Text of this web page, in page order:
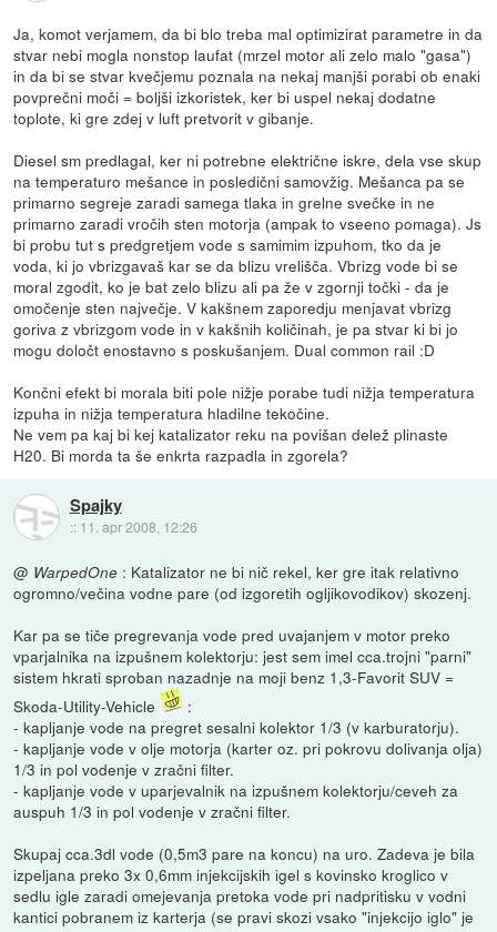
Ja, komot verjamem, da bi blo treba mal optimizirat parametre in da
stvar nebi mogla nonstop laufat (mrzel motor ali zelo malo "gasa")
in da bi se stvar kvečjemu poznala na nekaj manjši porabi ob enaki
povprečni moči = boljši izkoristek, ker bi uspel nekaj dodatne
toplote, ki gre zdej v luft pretvorit v gibanje.
Diesel sm predlagal, ker ni potrebne električne iskre, dela vse skup
na temperaturo mešance in posledični samovžig. Mešanca pa se
primarno segreje zaradi samega tlaka in grelne svečke in ne
primarno zaradi vročih sten motorja (ampak to vseeno pomaga). Js
bi probu tut s predgretjem vode s samimim izpuhom, tko da je
voda, ki jo vbrizgavaš kar se da blizu vrelišča. Vbrizg vode bi se
moral zgodit, ko je bat zelo blizu ali pa že v zgornji točki - da je
omočenje sten največje. V kakšnem zaporedju menjavat vbrizg
goriva z vbrizgom vode in v kakšnih količinah, je pa stvar ki bi jo
mogu določt enostavno s poskušanjem. Dual common rail :D
Končni efekt bi morala biti pole nižje porabe tudi nižja temperatura
izpuha in nižja temperatura hladilne tekočine.
Ne vem pa kaj bi kej katalizator reku na povišan delež plinaste
H20. Bi morda ta še enkrta razpadla in zgorela?
Spajky
:: 11. apr 2008, 12:26
@ WarpedOne : Katalizator ne bi nič rekel, ker gre itak relativno
ogromno/večina vodne pare (od izgoretih ogljikovodikov) skozenj.
Kar pa se tiče pregrevanja vode pred uvajanjem v motor preko
vparjalnika na izpušnem kolektorju: jest sem imel cca.trojni "parni"
sistem hkrati sproban nazadnje na moji benz 1,3-Favorit SUV =
Skoda-Utility-Vehicle
:
- kapljanje vode na pregret sesalni kolektor 1/3 (v karburatorju).
- kapljanje vode v olje motorja (karter oz. pri pokrovu dolivanja olja)
1/3 in pol vodenje v zračni filter.
- kapljanje vode v uparjevalnik na izpušnem kolektorju/ceveh za
auspuh 1/3 in pol vodenje v zračni filter.
Skupaj cca.3dl vode (0,5m3 pare na koncu) na uro. Zadeva je bila
izpeljana preko 3x 0,6mm injekcijskih igel s kovinsko kroglico v
sedlu igle zaradi omejevanja pretoka vode pri nadpritisku v vodni
kantici pobranem iz karterja (se pravi skozi vsako "injekcijo iglo" je